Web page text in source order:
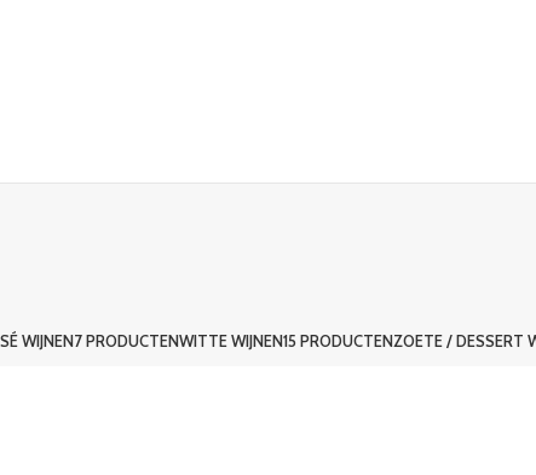
WIJNEN7 PRODUCTENWITTE WIJNEN15 PRODUCTENZOETE / DESSERT